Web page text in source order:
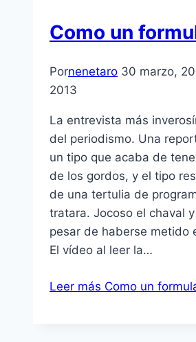
Como un
Pornenetaro 30 marzo,
2013
La entrevista más
del periodismo. Una
un tipo que acaba de
de los gordos, y el tipo
de una tertulia de
tratara. Jocoso el chaval
pesar de haberse metido
El ví­deo al leer la…
Leer más Como un